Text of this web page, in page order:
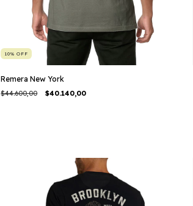
10%OFF
Remera New York
$44.600,00 $40.140,00